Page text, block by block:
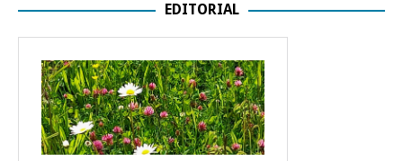
EDITORIAL